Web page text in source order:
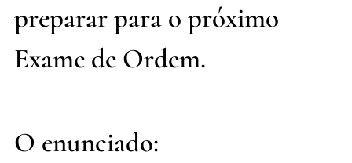
preparar para o próximo
Exame de Ordem.
O enunciado: